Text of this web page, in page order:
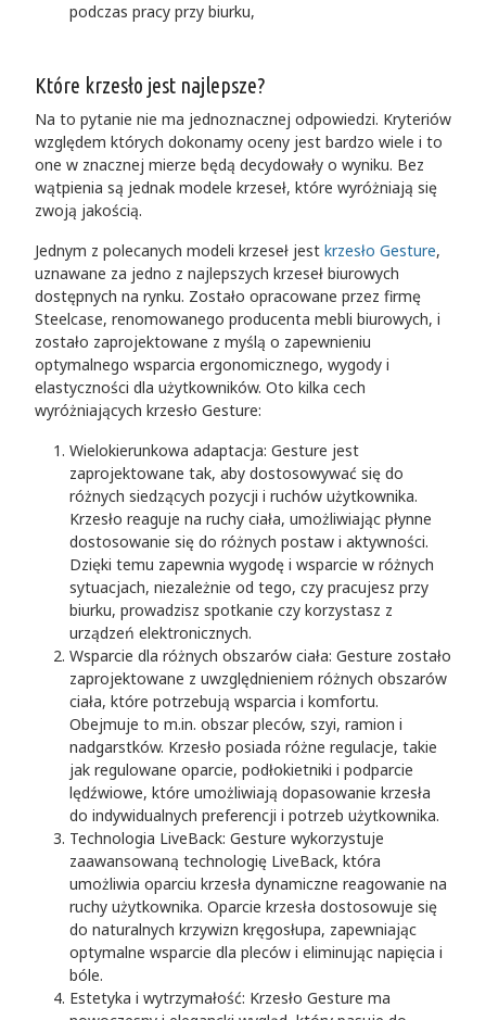
podczas pracy przy biurku,
Które krzesło jest najlepsze?
Na to pytanie nie ma jednoznacznej odpowiedzi. Kryteriów
względem których dokonamy oceny jest bardzo wiele i to
one w znacznej mierze będą decydowały o wyniku. Bez
wątpienia są jednak modele krzeseł, które wyróżniają się
zwoją jakością.
Jednym z polecanych modeli krzeseł jest krzesło Gesture,
uznawane za jedno z najlepszych krzeseł biurowych
dostępnych na rynku. Zostało opracowane przez firmę
Steelcase, renomowanego producenta mebli biurowych, i
zostało zaprojektowane z myślą o zapewnieniu
optymalnego wsparcia ergonomicznego, wygody i
elastyczności dla użytkowników. Oto kilka cech
wyróżniających krzesło Gesture:
Wielokierunkowa adaptacja: Gesture jest
zaprojektowane tak, aby dostosowywać się do
różnych siedzących pozycji i ruchów użytkownika.
Krzesło reaguje na ruchy ciała, umożliwiając płynne
dostosowanie się do różnych postaw i aktywności.
Dzięki temu zapewnia wygodę i wsparcie w różnych
sytuacjach, niezależnie od tego, czy pracujesz przy
biurku, prowadzisz spotkanie czy korzystasz z
urządzeń elektronicznych.
Wsparcie dla różnych obszarów ciała: Gesture zostało
zaprojektowane z uwzględnieniem różnych obszarów
ciała, które potrzebują wsparcia i komfortu.
Obejmuje to m.in. obszar pleców, szyi, ramion i
nadgarstków. Krzesło posiada różne regulacje, takie
jak regulowane oparcie, podłokietniki i podparcie
lędźwiowe, które umożliwiają dopasowanie krzesła
do indywidualnych preferencji i potrzeb użytkownika.
Technologia LiveBack: Gesture wykorzystuje
zaawansowaną technologię LiveBack, która
umożliwia oparciu krzesła dynamiczne reagowanie na
ruchy użytkownika. Oparcie krzesła dostosowuje się
do naturalnych krzywizn kręgosłupa, zapewniając
optymalne wsparcie dla pleców i eliminując napięcia i
bóle.
Estetyka i wytrzymałość: Krzesło Gesture ma